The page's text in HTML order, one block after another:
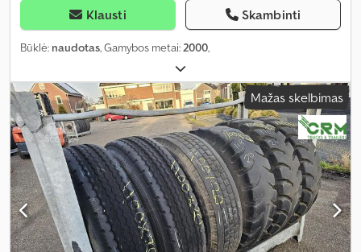
Klausti Skambinti
Būklė: naudotas, Gamybos metai:2000,
Mažas skelbimas